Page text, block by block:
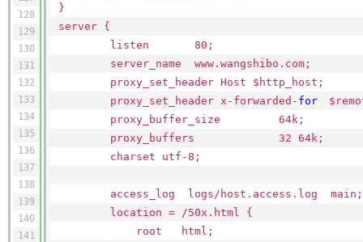
128
129
130
131
132
133
134
135
136
137
138
139
140
141
}
server {
listen 80;
server_name www.wangshibo.com;
proxy_set_header Host $http_host;
proxy_set_header x-forwarded- for
proxy_buffer_size 64k;
proxy_buffers 32 64k;
charset utf-8;
access_log logs/host .access.log
location = /50x .html {
root html;